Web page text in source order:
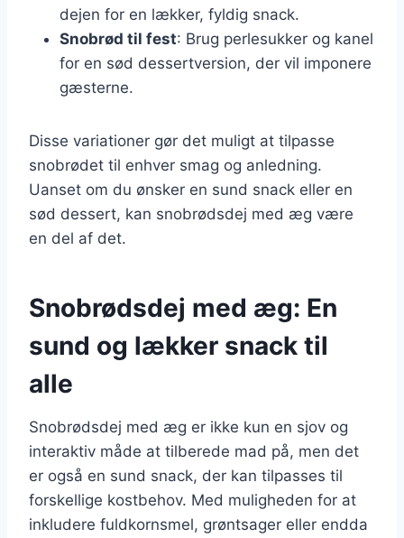
dejen for en lækker, fyldig snack.
Snobrød til fest: Brug perlesukker og kanel
for en sød dessertversion, der vil imponere
gæsterne.
Disse variationer gør det muligt at tilpasse
snobrødet til enhver smag og anledning.
Uanset om du ønsker en sund snack eller en
sød dessert, kan snobrødsdej med æg være
en del af det.
Snobrødsdej med æg: En
sund og lækker snack til
alle
Snobrødsdej med æg er ikke kun en sjov og
interaktiv måde at tilberede mad på, men det
er også en sund snack, der kan tilpasses til
forskellige kostbehov. Med muligheden for at
inkludere fuldkornsmel, grøntsager eller endda